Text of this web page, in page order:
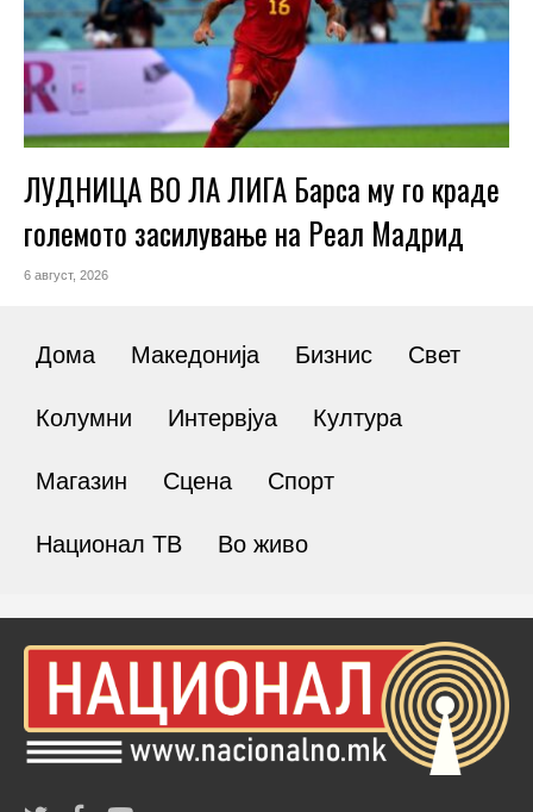
ЛУДНИЦА ВО ЛА ЛИГА Барса му го краде
големото засилување на Реал Мадрид
6 август, 2026
Дома Македонија Бизнис Свет
Колумни Интервјуа Култура
Магазин Сцена Спорт
Национал ТВ Во живо